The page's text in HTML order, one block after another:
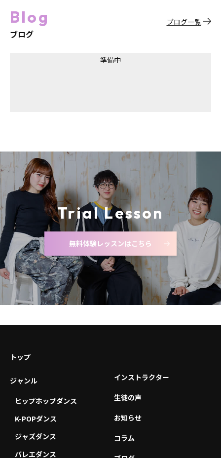
Blog
ブログ
ブログ一覧
準備中
Trial Lesson
無料体験レッスンはこちら
トップ
ジャンル
ヒップホップダンス
K-POPダンス
ジャズダンス
バレエダンス
インストラクター
生徒の声
お知らせ
コラム